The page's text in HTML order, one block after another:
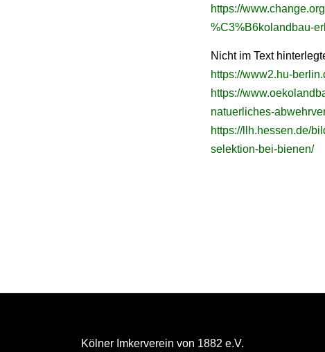
https://
%C3%B6kolandbau-
Nicht im Text
https://www2.hu-
https://
natuerliches-
https://llh.hessen.de/
selektion-bei-bienen/
Kölner Imkerverein von 1882 e.V.